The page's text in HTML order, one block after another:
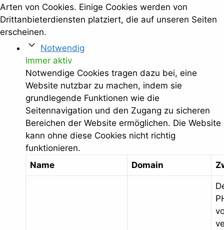
Arten von Cookies. Einige Cookies werden von
Drittanbieterdiensten platziert, die auf unseren Seiten
erscheinen.
Notwendig
Immer aktiv
Notwendige Cookies tragen dazu bei, eine
Website nutzbar zu machen, indem sie
grundlegende Funktionen wie die
Seitennavigation und den Zugang zu sicheren
Bereichen der Website ermöglichen. Die Website
kann ohne diese Cookies nicht richtig
funktionieren.
Name
Domain